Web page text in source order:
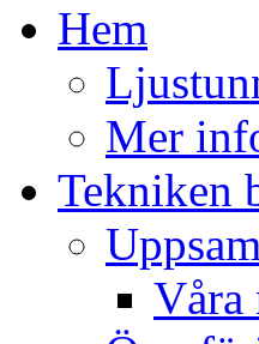
Hem
Mer
Tekniken
Våra